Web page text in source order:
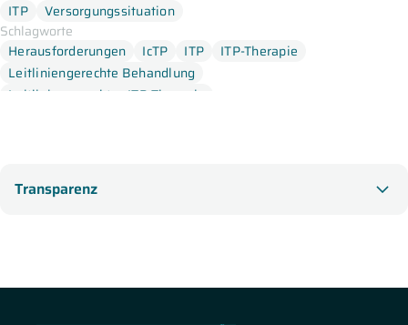
ITP
Versorgungssituation
Schlagworte
Herausforderungen
IcTP ITP
ITP-Therapie
Leitliniengerechte Behandlung
Leitliniengerechte cITP-Therapie
Transparenz